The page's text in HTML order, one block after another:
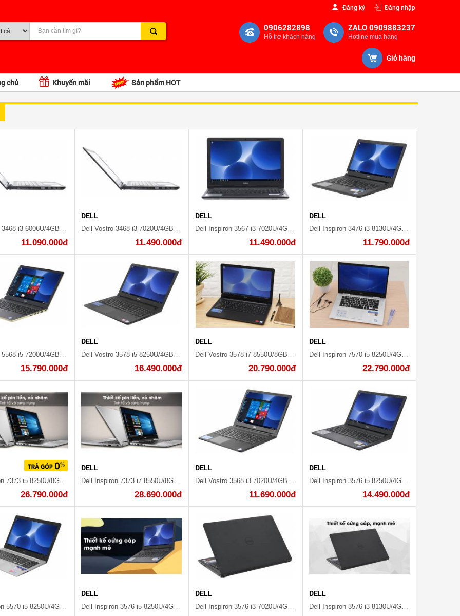
Đăng ký Đăng nhập
ZALO 0909883237
Hotline mua hàng
0906282898
Hỗ trợ khách hàng
Giỏ hàng
chủ Khuyến mãi Sản phẩm HOT
Dell Vostro 3468 i3 6006U/4GB/500G/Win10/(70142649)
11.090.000đ
DELL
Dell Vostro 3468 i3 7020U/4GB/1TB/Win10/(70161069)
11.490.000đ
DELL
Dell Inspiron 3567 i3 7020U/4GB/1TB/Win10/(P63F002N67T)
11.490.000đ
DELL
Dell Inspiron 3476 i3 8130U/4GB/1TB/Win10/(8J61P11)
11.790.000đ
Dell Vostro 5568 i5 7200U/4GB/1TB/2GB 940MX/Win10/(077M52)
15.790.000đ
DELL
Dell Vostro 3578 i5 8250U/4GB/1TB/2GB 520/Win10/(P63F002V78B)
16.490.000đ
DELL
Dell Vostro 3578 i7 8550U/8GB/1TB/2GB 520/Win10/(NGMPF11)
20.790.000đ
DELL
Dell Inspiron 7570 i5 8250U/4GB/1TB+128GB/4GB 940MX/Win10/Office365/(N5I5102OW)
22.790.000đ
26.790.000đ
DELL
28.690.000đ
DELL
11.690.000đ
DELL
14.490.000đ
DELL DELL DELL